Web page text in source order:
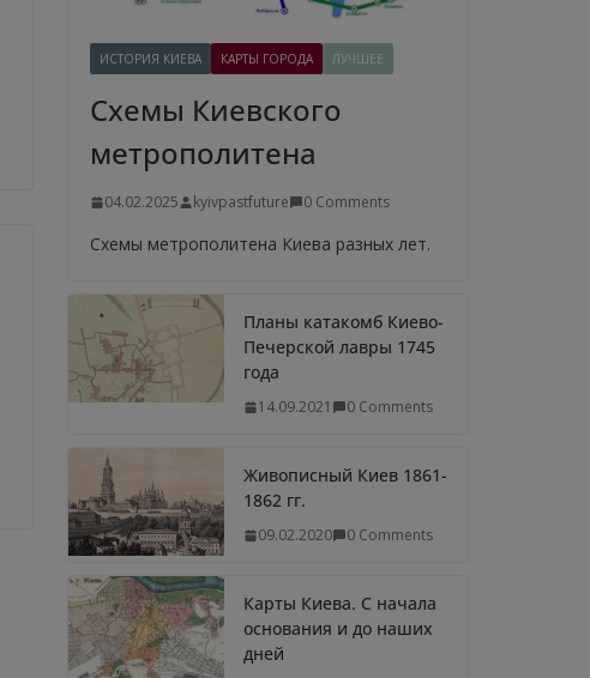
ИСТОРИЯ КИЕВА КАРТЫ ГОРОДА ЛУЧШЕЕ
Схемы Киевского
метрополитена
04.02.2025 kyivpastfuture 0 Comments
Схемы метрополитена Киева разных лет.
Планы катакомб Киево-
Печерской лавры 1745
года
14.09.2021 0 Comments
Живописный Киев 1861-
1862 гг.
09.02.2020 0 Comments
Карты Киева. С начала
основания и до наших
дней